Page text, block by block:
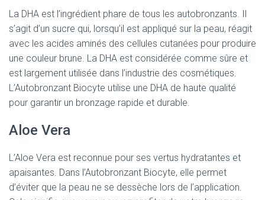
La DHA est l’ingrédient phare de tous les autobronzants. Il
s’agit d’un sucre qui, lorsqu’il est appliqué sur la peau, réagit
avec les acides aminés des cellules cutanées pour produire
une couleur brune. La DHA est considérée comme sûre et
est largement utilisée dans l’industrie des cosmétiques.
L’Autobronzant Biocyte utilise une DHA de haute qualité
pour garantir un bronzage rapide et durable.
Aloe Vera
L’Aloe Vera est reconnue pour ses vertus hydratantes et
apaisantes. Dans l’Autobronzant Biocyte, elle permet
d’éviter que la peau ne se dessèche lors de l’application.